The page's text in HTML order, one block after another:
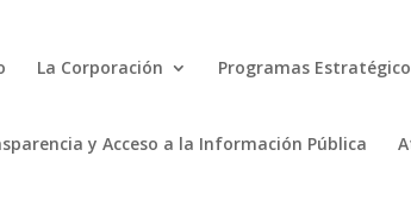
La Corporación Programas
y Acceso a la Información Pública